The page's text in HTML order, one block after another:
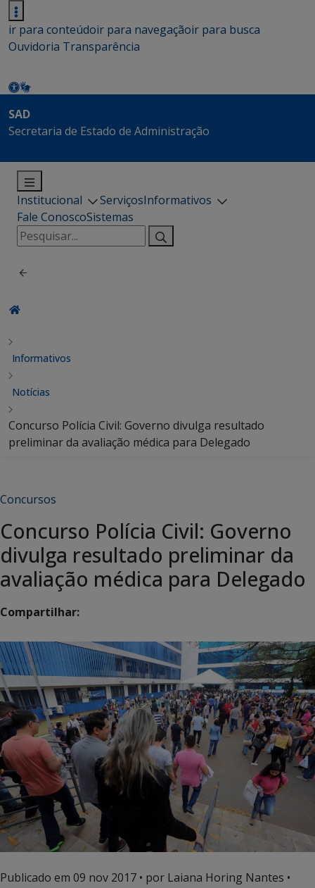
ir para conteúdoir para navegaçãoir para busca
Ouvidoria Transparência
SAD
Secretaria de Estado de Administração
Institucional ServiçosInformativos
Fale ConoscoSistemas
Pesquisar
por:
Informativos
Notícias
Concurso Polícia Civil: Governo divulga resultado
preliminar da avaliação médica para Delegado
Concursos
Concurso Polícia Civil: Governo
divulga resultado preliminar da
avaliação médica para Delegado
Compartilhar:
Publicado em 09 nov 2017 • por Laiana Horing Nantes •